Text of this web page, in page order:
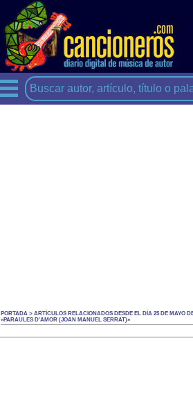
PORTADA > ARTÍCULOS RELACIONADOS DESDE EL DÍA 25 DE MAYO
«PARAULES D'AMOR (JOAN MANUEL SERRAT)»